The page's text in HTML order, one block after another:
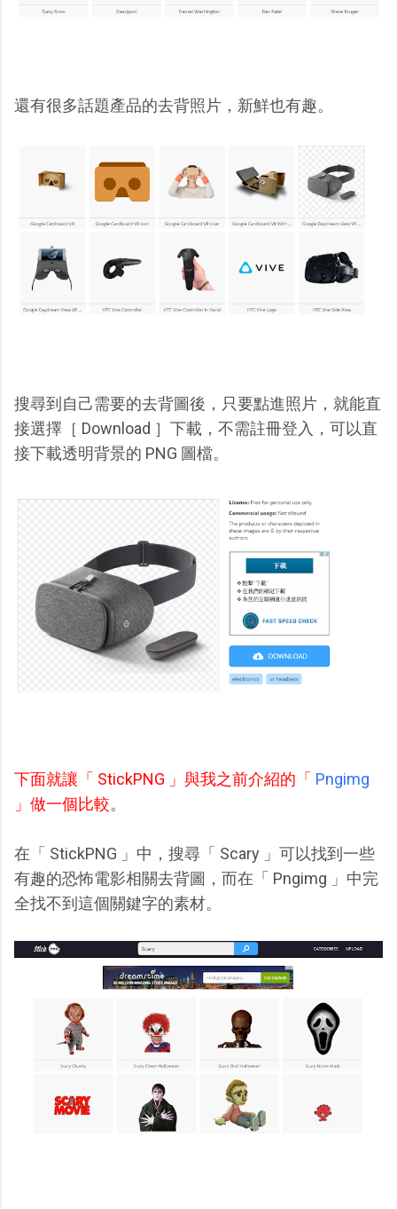
還有很多話題產品的去背照片，新鮮也有趣。
搜尋到自己需要的去背圖後，只要點進照片，就能直
接選擇［ Download ］下載，不需註冊登入，可以直
接下載透明背景的 PNG 圖檔。
下面就讓「 StickPNG 」與我之前介紹的「 Pngimg
」做一個比較。
在「 StickPNG 」中，搜尋「 Scary 」可以找到一些
有趣的恐怖電影相關去背圖，而在「 Pngimg 」中完
全找不到這個關鍵字的素材。